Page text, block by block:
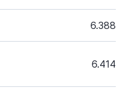
6.388
6.414